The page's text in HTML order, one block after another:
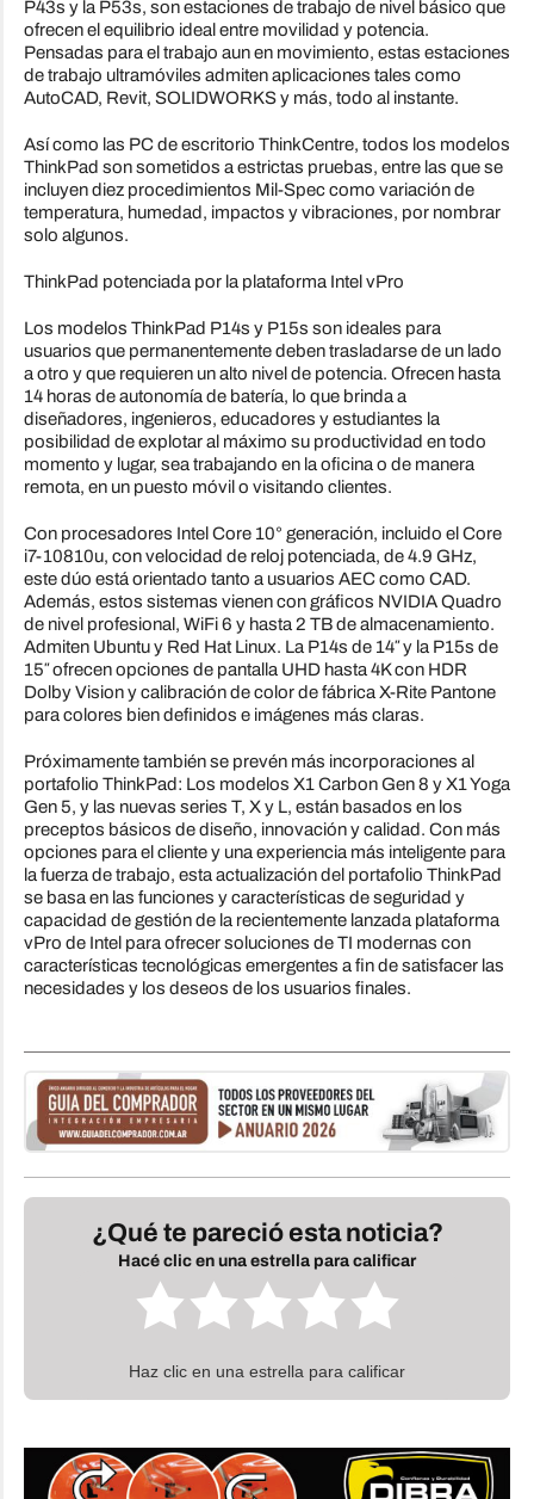
P43s y la P53s, son estaciones de trabajo de nivel básico que
ofrecen el equilibrio ideal entre movilidad y potencia.
Pensadas para el trabajo aun en movimiento, estas estaciones
de trabajo ultramóviles admiten aplicaciones tales como
AutoCAD, Revit, SOLIDWORKS y más, todo al instante.
Así como las PC de escritorio ThinkCentre, todos los modelos
ThinkPad son sometidos a estrictas pruebas, entre las que se
incluyen diez procedimientos Mil-Spec como variación de
temperatura, humedad, impactos y vibraciones, por nombrar
solo algunos.
ThinkPad potenciada por la plataforma Intel vPro
Los modelos ThinkPad P14s y P15s son ideales para
usuarios que permanentemente deben trasladarse de un lado
a otro y que requieren un alto nivel de potencia. Ofrecen hasta
14 horas de autonomía de batería, lo que brinda a
diseñadores, ingenieros, educadores y estudiantes la
posibilidad de explotar al máximo su productividad en todo
momento y lugar, sea trabajando en la oficina o de manera
remota, en un puesto móvil o visitando clientes.
Con procesadores Intel Core 10° generación, incluido el Core
i7-10810u, con velocidad de reloj potenciada, de 4.9 GHz,
este dúo está orientado tanto a usuarios AEC como CAD.
Además, estos sistemas vienen con gráficos NVIDIA Quadro
de nivel profesional, WiFi 6 y hasta 2 TB de almacenamiento.
Admiten Ubuntu y Red Hat Linux. La P14s de 14″ y la P15s de
15″ ofrecen opciones de pantalla UHD hasta 4K con HDR
Dolby Vision y calibración de color de fábrica X-Rite Pantone
para colores bien definidos e imágenes más claras.
Próximamente también se prevén más incorporaciones al
portafolio ThinkPad: Los modelos X1 Carbon Gen 8 y X1 Yoga
Gen 5, y las nuevas series T, X y L, están basados en los
preceptos básicos de diseño, innovación y calidad. Con más
opciones para el cliente y una experiencia más inteligente para
la fuerza de trabajo, esta actualización del portafolio ThinkPad
se basa en las funciones y características de seguridad y
capacidad de gestión de la recientemente lanzada plataforma
vPro de Intel para ofrecer soluciones de TI modernas con
características tecnológicas emergentes a fin de satisfacer las
necesidades y los deseos de los usuarios finales.
¿Qué te pareció esta noticia?
Hacé clic en una estrella para calificar
Haz clic en una estrella para calificar